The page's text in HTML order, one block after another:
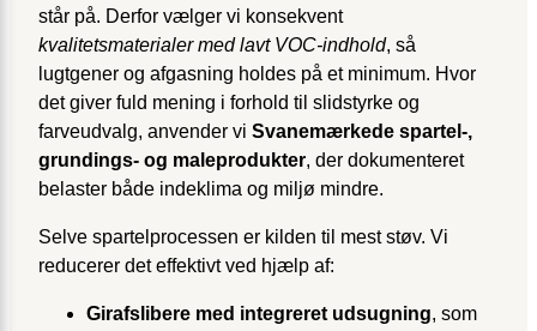
står på. Derfor vælger vi konsekvent
kvalitetsmaterialer med lavt VOC-indhold, så
lugtgener og afgasning holdes på et minimum. Hvor
det giver fuld mening i forhold til slidstyrke og
farveudvalg, anvender vi Svanemærkede spartel-,
grundings- og maleprodukter, der dokumenteret
belaster både indeklima og miljø mindre.
Selve spartelprocessen er kilden til mest støv. Vi
reducerer det effektivt ved hjælp af:
Girafslibere med integreret udsugning, som